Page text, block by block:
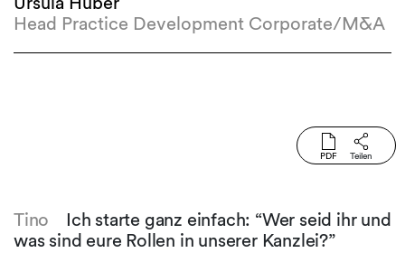
Head Practice Development Corporate/M&A
PDF Teilen
Tino
Ich starte ganz einfach: “Wer seid ihr und
was sind eure Rollen in unserer Kanzlei?”